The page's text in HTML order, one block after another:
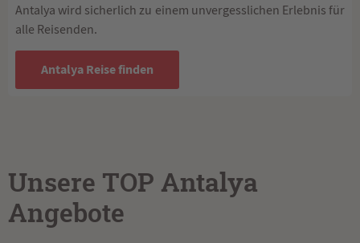
Antalya wird sicherlich zu einem unvergesslichen Erlebnis für
alle Reisenden.
Antalya Reise finden
Unsere TOP Antalya
Angebote